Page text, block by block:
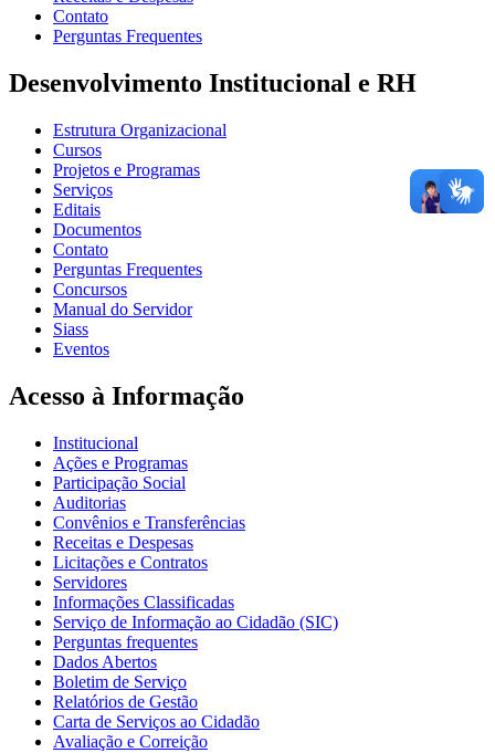
Contato
Perguntas Frequentes
Desenvolvimento Institucional e RH
Estrutura Organizacional
Cursos
Projetos e Programas
Serviços
Editais
Documentos
Contato
Perguntas Frequentes
Concursos
Manual do Servidor
Siass
Eventos
Acesso à Informação
Institucional
Ações e Programas
Participação Social
Auditorias
Convênios e Transferências
Receitas e Despesas
Licitações e Contratos
Servidores
Informações Classificadas
Serviço de Informação ao Cidadão (SIC)
Perguntas frequentes
Dados Abertos
Boletim de Serviço
Relatórios de Gestão
Carta de Serviços ao Cidadão
Avaliação e Correição